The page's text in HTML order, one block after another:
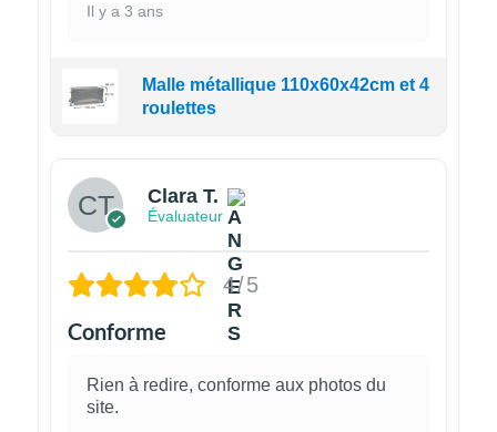
Il y a 3 ans
Malle métallique 110x60x42cm et 4
roulettes
Clara T.
Évaluateur
4/5
Conforme
Rien à redire, conforme aux photos du
site.